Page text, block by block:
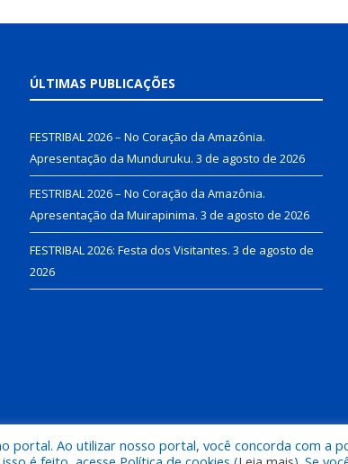
ÚLTIMAS PUBLICAÇÕES
FESTRIBAL 2026 – No Coração da Amazônia.
Apresentação da Munduruku. 3 de agosto de 2026
FESTRIBAL 2026 – No Coração da Amazônia.
Apresentação da Muirapinima. 3 de agosto de 2026
FESTRIBAL 2026: Festa dos Visitantes. 3 de agosto de
2026
Mapa
portal. Ao utilizar nosso portal, você concorda com a